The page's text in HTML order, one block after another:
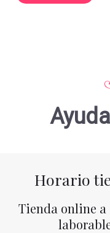
Horario
Tienda online